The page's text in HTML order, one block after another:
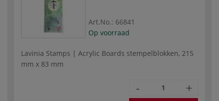
Art.No.: 66841
Op voorraad
Lavinia Stamps | Acrylic Boards stempelblokken, 215
mm x 83 mm
- +